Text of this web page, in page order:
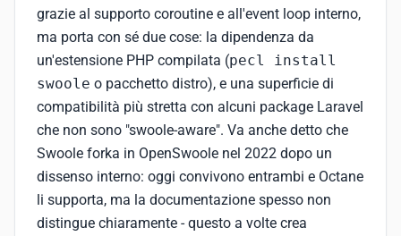
grazie al supporto coroutine e all'event loop interno,
ma porta con sé due cose: la dipendenza da
un'estensione PHP compilata (pecl install
swoole o pacchetto distro), e una superficie di
compatibilità più stretta con alcuni package Laravel
che non sono "swoole-aware". Va anche detto che
Swoole forka in OpenSwoole nel 2022 dopo un
dissenso interno: oggi convivono entrambi e Octane
li supporta, ma la documentazione spesso non
distingue chiaramente - questo a volte crea